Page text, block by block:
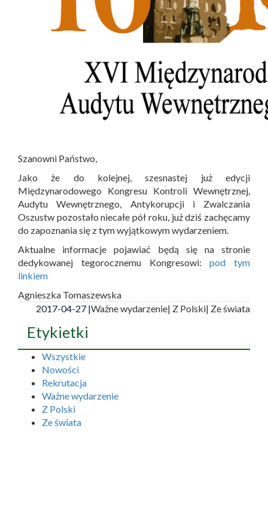
Szanowni Państwo,
Jako że do kolejnej, szesnastej już edycji
Międzynarodowego Kongresu Kontroli Wewnętrznej,
Audytu Wewnętrznego, Antykorupcji i Zwalczania
Oszustw pozostało niecałe pół roku, już dziś zachęcamy
do zapoznania się z tym wyjątkowym wydarzeniem.
Aktualne informacje pojawiać będą się na stronie
dedykowanej tegorocznemu Kongresowi:pod tym
linkiem
Agnieszka Tomaszewska
2017-04-27 |Ważne wydarzenie| Z Polski| Ze świata
Etykietki
Wszystkie
Nowości
Rekrutacja
Ważne wydarzenie
Z Polski
Ze świata